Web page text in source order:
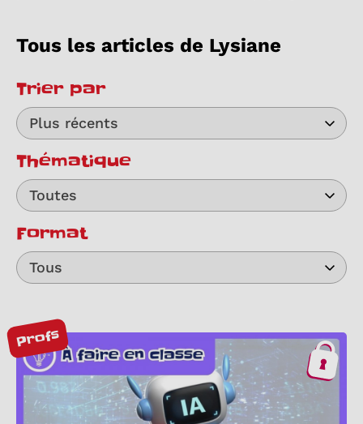
Tous les articles de Lysiane
Trier par
Plus récents
Thématique
Toutes
Format
Tous
Profs